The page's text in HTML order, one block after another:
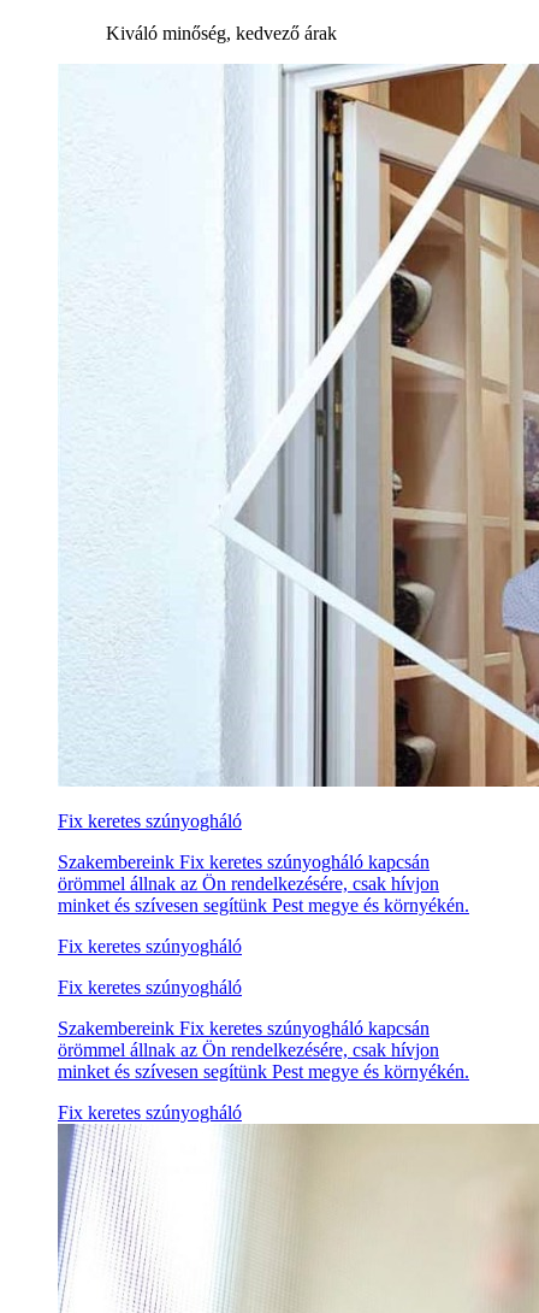
Kiváló minőség, kedvező árak
Fix keretes szúnyogháló
Szakembereink Fix keretes szúnyogháló kapcsán
örömmel állnak az Ön rendelkezésére, csak hívjon
minket és szívesen segítünk Pest megye és környékén.
Fix keretes szúnyogháló
Fix keretes szúnyogháló
Szakembereink Fix keretes szúnyogháló kapcsán
örömmel állnak az Ön rendelkezésére, csak hívjon
minket és szívesen segítünk Pest megye és környékén.
Fix keretes szúnyogháló